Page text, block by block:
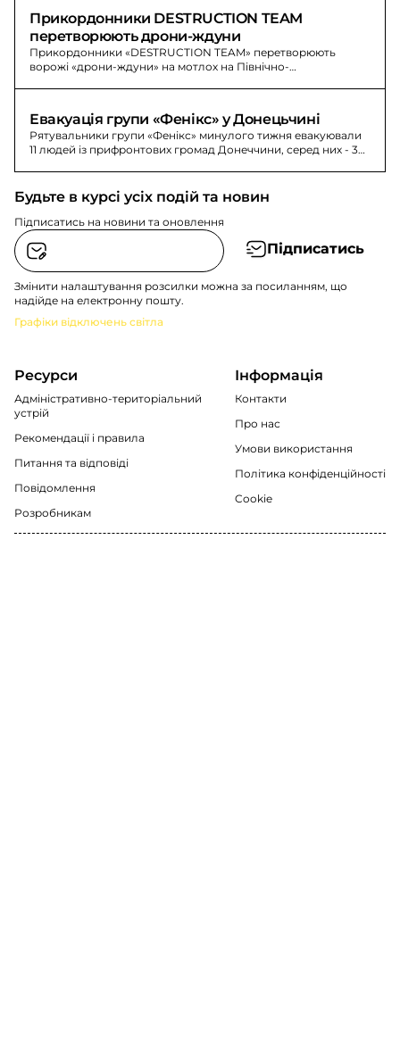
Прикордонники DESTRUCTION TEAM
перетворюють дрони-ждуни
Прикордонники «DESTRUCTION TEAM» перетворюють
ворожі «дрони-ждуни» на мотлох на Північно-
Евакуація групи «Фенікс» у Донецьчині
Рятувальники групи «Фенікс» минулого тижня евакуювали
11 людей із прифронтових громад Донеччини, серед них - 3
Будьте в курсі усіх подій та новин
Підписатись на новини та оновлення
Підписатись
Змінити налаштування розсилки можна за посиланням, що
надійде на електронну пошту.
Графіки відключень світла
Ресурси
Адміністративно-територіальний
устрій
Рекомендації i правила
Питання та відповіді
Повідомлення
Розробникам
Інформація
Контакти
Про нас
Умови використання
Політика конфіденційності
Cookie